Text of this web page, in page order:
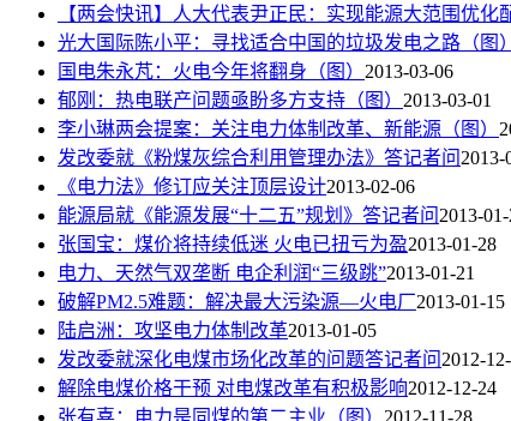
【两会快讯】人大代表尹正民：实现能源大范围优化
光大国际陈小平：寻找适合中国的垃圾发电之路（图）
国电朱永芃：火电今年将翻身（图） 2013-03-06
郁刚：热电联产问题亟盼多方支持（图） 2013-03-01
李小琳两会提案：关注电力体制改革、新能源（图）
发改委就《粉煤灰综合利用管理办法》答记者问 2013-
《电力法》修订应关注顶层设计2013-02-06
能源局就《能源发展“十二五”规划》答记者问 2013-
张国宝：煤价将持续低迷 火电已扭亏为盈2013-01-28
电力、天然气双垄断 电企利润“三级跳”2013-01-21
破解PM2.5难题：解决最大污染源—火电厂2013-01-15
陆启洲：攻坚电力体制改革2013-01-05
发改委就深化电煤市场化改革的问题答记者问 2012-
解除电煤价格干预 对电煤改革有积极影响2012-12-24
张有喜：电力是同煤的第二主业（图） 2012-11-28